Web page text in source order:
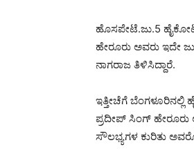
ಹೊಸಪೇಟೆ.ಜು.5
ಹೇರೂರು ಅವರು ಇದೇ
ನಾಗರಾಜ ತಿಳಿಸಿದ್ದಾರೆ.
ಇತ್ತೀಚೆಗೆ
ಪ್ರದೀಪ್ ಸಿಂಗ್ ಹೇರೂರು
ಸೌಲಭ್ಯಗಳ ಕುರಿತು